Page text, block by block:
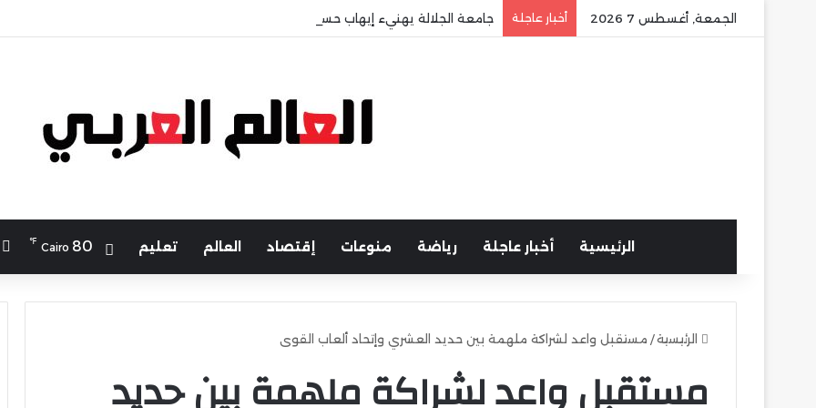
الجمعة, أغسطس 7 2026 أخبار عاجلة جامعة الجلالة يهنيء إيهاب حسانين لتعيينه أمينًا عامًا لمجلس الجامعات الخاصة
الرئيسية أخبار عاجلة رياضة منوعات إقتصاد العالم تعليم Cairo 80
℉
الرئيسية/ مستقبل واعد لشراكة ملهمة بين حديد العشري وإتحاد ألعاب القوى
مستقبل واعد لشراكة ملهمة بين حديد